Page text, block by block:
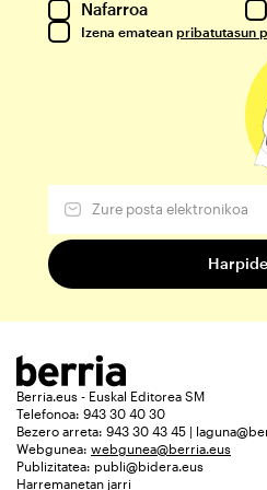
Nafarroa
Izena ematean pribatutasun
Berria.eus - Euskal Editorea SM
Telefonoa: 943 30 40 30
Bezero arreta: 943 30 43 45 |
Webgunea: webgunea@berria.eus
Publizitatea: publi@bidera.eus
Harremanetan jarri